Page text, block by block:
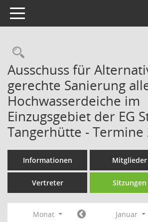
Toggle navigation
Rechercheauswahl
Ausschuss für
gerechte Sanierung
Hochwasserdeiche im
Einzugsgebiet der EG
Tangerhütte - Termine
Informationen Mitglieder
Vertreter Sitzungen
Monat Januar